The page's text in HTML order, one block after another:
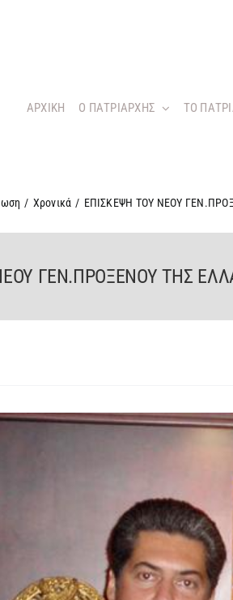
ΑΡΧΙΚΗ O ΠΑΤΡΙΑΡΧΗΣ ΤΟ
/ Χρονικά / ΕΠΙΣΚΕΨΗ ΤΟΥ ΝΕΟΥ
ΓΕΝ.ΠΡΟΞΕΝΟΥ ΤΗΣ